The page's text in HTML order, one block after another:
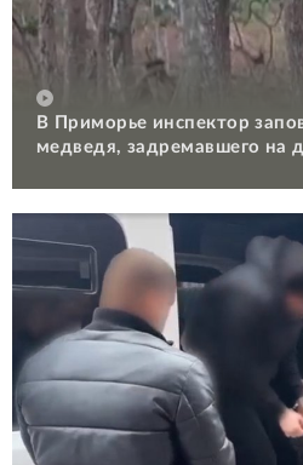
В Приморье инспектор
медведя, задремавшего на